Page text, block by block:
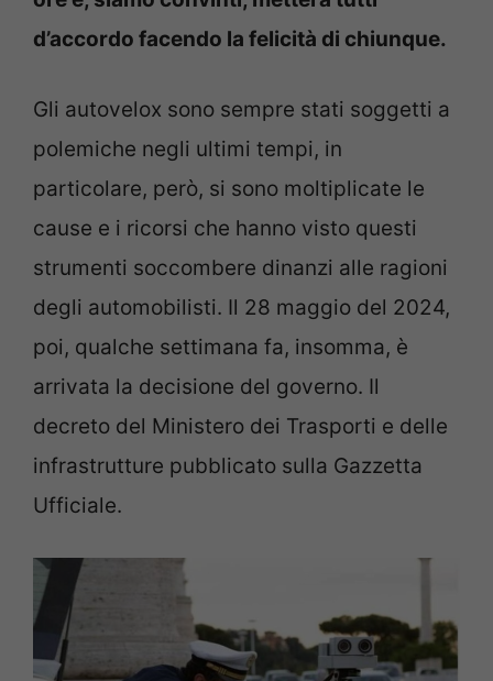
d’accordo facendo la felicità di chiunque.
Gli autovelox sono sempre stati soggetti a
polemiche negli ultimi tempi, in
particolare, però, si sono moltiplicate le
cause e i ricorsi che hanno visto questi
strumenti soccombere dinanzi alle ragioni
degli automobilisti. Il 28 maggio del 2024,
poi, qualche settimana fa, insomma, è
arrivata la decisione del governo. Il
decreto del Ministero dei Trasporti e delle
infrastrutture pubblicato sulla Gazzetta
Ufficiale.